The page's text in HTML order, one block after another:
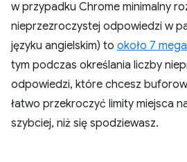
w przypadku Chrome minimalny
nieprzezroczystej odpowiedzi w
języku angielskim) to około 7
tym podczas określania liczby
odpowiedzi, które chcesz
łatwo przekroczyć limity miejsca
szybciej, niż się spodziewasz.